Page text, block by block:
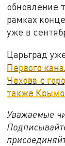
обновление
рамках
уже в
Царьград
Первого
Чехова с
также
Уважаемые